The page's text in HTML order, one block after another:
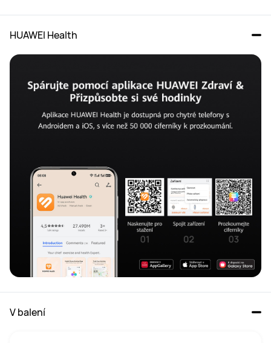
HUAWEI Health
V balení